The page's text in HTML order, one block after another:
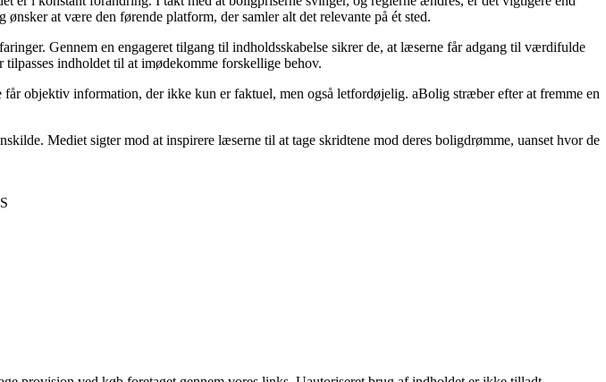
at være den førende platform, der samler alt det relevante på ét sted.
Gennem en engageret tilgang til indholdsskabelse sikrer de, at læserne får adgang til værdifulde
indholdet til at imødekomme forskellige behov.
objektiv information, der ikke kun er faktuel, men også letfordøjelig. aBolig stræber efter at fremme en
Mediet sigter mod at inspirere læserne til at tage skridtene mod deres boligdrømme, uanset hvor de